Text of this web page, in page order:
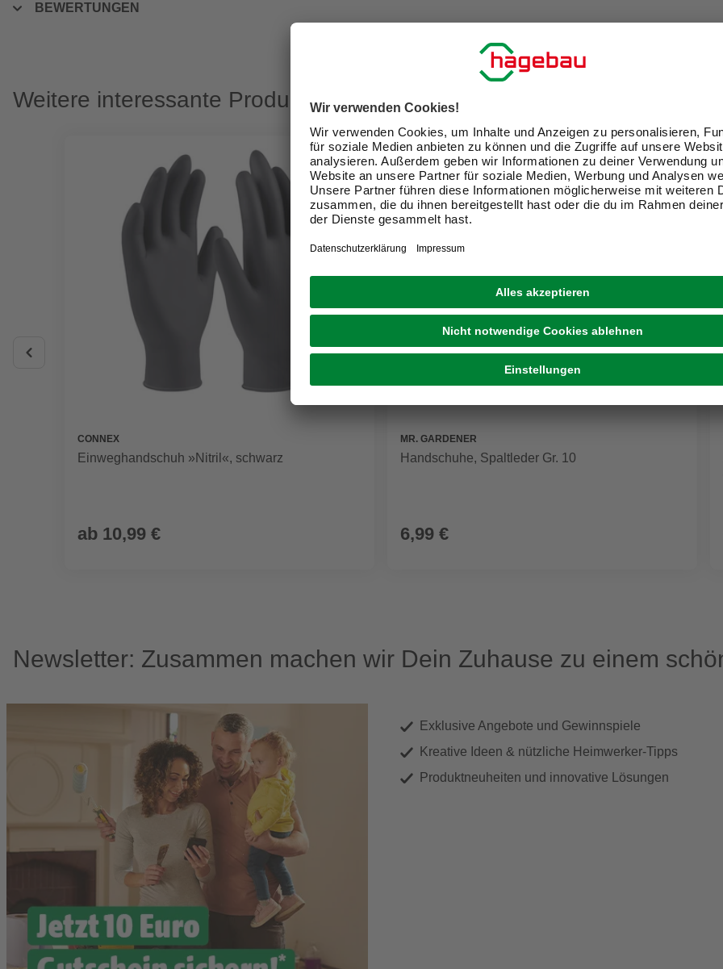
BEWERTUNGEN
Weitere interessante Produkte
CONNEX
Einweghandschuh »Nitril«, schwarz
ab 10,99 €
MR. GARDENER
Handschuhe, Spaltleder Gr. 10
6,99 €
Newsletter: Zusammen machen wir Dein Zuhause zu einem
Exklusive Angebote und Gewinnspiele
Kreative Ideen & nützliche Heimwerker-Tipps
Produktneuheiten und innovative Lösungen